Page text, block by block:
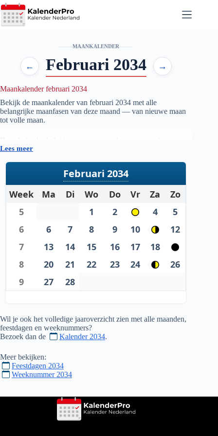
Ga
naar
de
MAANKALENDER
← Februari 2034 →
Maankalender februari 2034
Bekijk de maankalender van februari 2034 met alle
belangrijke maanfasen van deze maand — van nieuwe maan
tot volle maan.
Deze kalender helpt je om precies te zien wanneer de maan in
welke fase staat, handig voor iedereen die geïnteresseerd is in
weten wanneer de volgende volle maan zichtbaar is.
De gegevens worden automatisch bijgewerkt en zijn
gebaseerd op betrouwbare astronomische berekeningen. Zo
maand.
Lees meer
Februari 2034
Week Ma Di Wo Do Vr Za
Zo
5
1 2 4
5
6
6 7 8 9 10
12
7
13 14 15 16 17
18
8
20 21 22 23 24
26
9
27 28
Wil je ook het volledige jaaroverzicht zien met alle maanden,
feestdagen en weeknummers?
Bezoek dan de
Kalender 2034.
Meer bekijken:
Feestdagen 2034
Weeknummer 2034